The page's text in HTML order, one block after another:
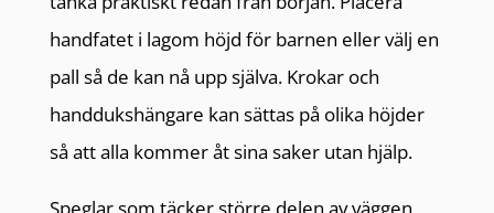
handfatet i lagom höjd för barnen eller välj en
pall så de kan nå upp själva. Krokar och
handdukshängare kan sättas på olika höjder
så att alla kommer åt sina saker utan hjälp.
Speglar som täcker större delen av väggen